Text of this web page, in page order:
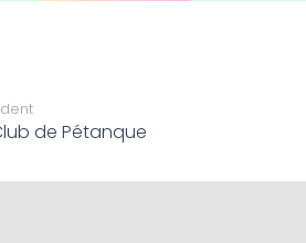
de Pétanque